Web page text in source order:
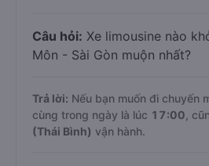
Câu hỏi: Xe limousine nào
Môn - Sài Gòn muộn nhất?
Trả lời: Nếu bạn muốn đi chuyến
cùng trong ngày là lúc 17:00 ,
(Thái Bình) vận hành.